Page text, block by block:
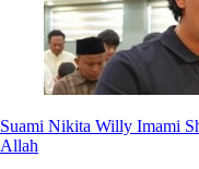
Suami Nikita Willy Imami
Allah